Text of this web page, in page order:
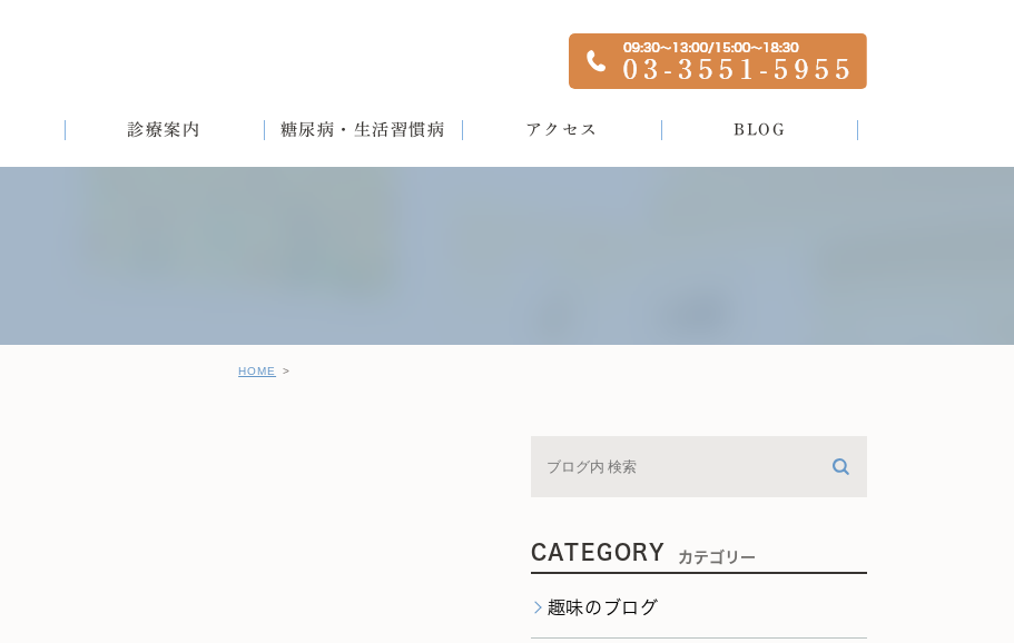
診療案内 糖尿病・生活習慣病 アクセス BLOG
HOME
CATEGORY カテゴリー
趣味のブログ